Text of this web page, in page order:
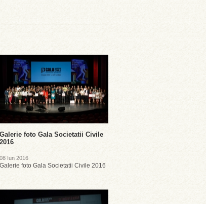
Galerie foto Gala Societatii Civile
2016
08 Iun 2016
Galerie foto Gala Societatii Civile 2016